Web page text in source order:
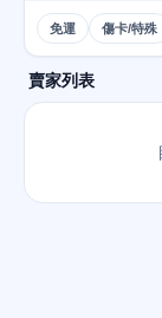
免運 傷卡/特殊
賣家列表